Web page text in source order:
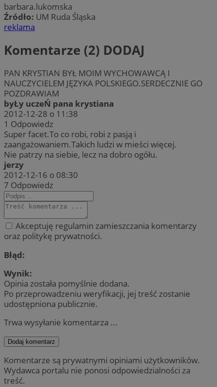
barbara.lukomska
Źródło: UM Ruda Śląska
reklama
Komentarze (2) DODAJ
PAN KRYSTIAN BYŁ MOIM WYCHOWAWCĄ I
NAUCZYCIELEM JĘZYKA POLSKIEGO.SERDECZNIE GO
POZDRAWIAM
byŁy uczeŃ pana krystiana
2012-12-28 o 11:38
1 Odpowiedz
Super facet.To co robi, robi z pasją i
zaangażowaniem.Takich ludzi w mieści więcej.
Nie patrzy na siebie, lecz na dobro ogółu.
jerzy
2012-12-16 o 08:30
7 Odpowiedz
Akceptuję regulamin zamieszczania komentarzy
oraz politykę prywatności.
Błąd:
Wynik:
Opinia została pomyślnie dodana.
Po przeprowadzeniu weryfikacji, jej treść zostanie
udostępniona publicznie.
Trwa wysyłanie komentarza ...
Dodaj komentarz
Komentarze są prywatnymi opiniami użytkowników.
Wydawca portalu nie ponosi odpowiedzialności za
treść.